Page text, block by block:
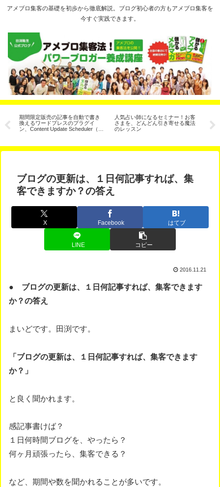
アメブロ集客の基礎を初歩から徹底解説。ブログ初心者の方もアメブロ集客を
今すぐ実践できます。
期間限定販売の記事を自動で書き
換えるワードプレスのプラグイ
ン、Content Update Scheduler（コ
人気占い師になるセミナー！お客
さまを、どんどん引き寄せる魔法
のレッスン
手
説！
ブログの更新は、１日何記事すれば、集
客できますか？の答え
X Facebook はてブ
LINE コピー
2016.11.21
● ブログの更新は、１日何記事すれば、集客できます
か？の答え
まいどです。田渕です。
「ブログの更新は、１日何記事すれば、集客できます
か？」
と良く聞かれます。
感記事書けば？
１日何時間ブログを、やったら？
何ヶ月頑張ったら、集客できる？
など、期間や数を聞かれることが多いです。